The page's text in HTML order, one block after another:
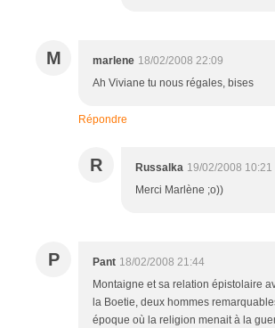
M marlene 18/02/2008 22:09
Ah Viviane tu nous régales, bises
Répondre
R Russalka 19/02/2008 10:21
Merci Marlène ;o))
P Pant 18/02/2008 21:44
Montaigne et sa relation épistolaire
la Boetie, deux hommes
époque où la religion menait à la